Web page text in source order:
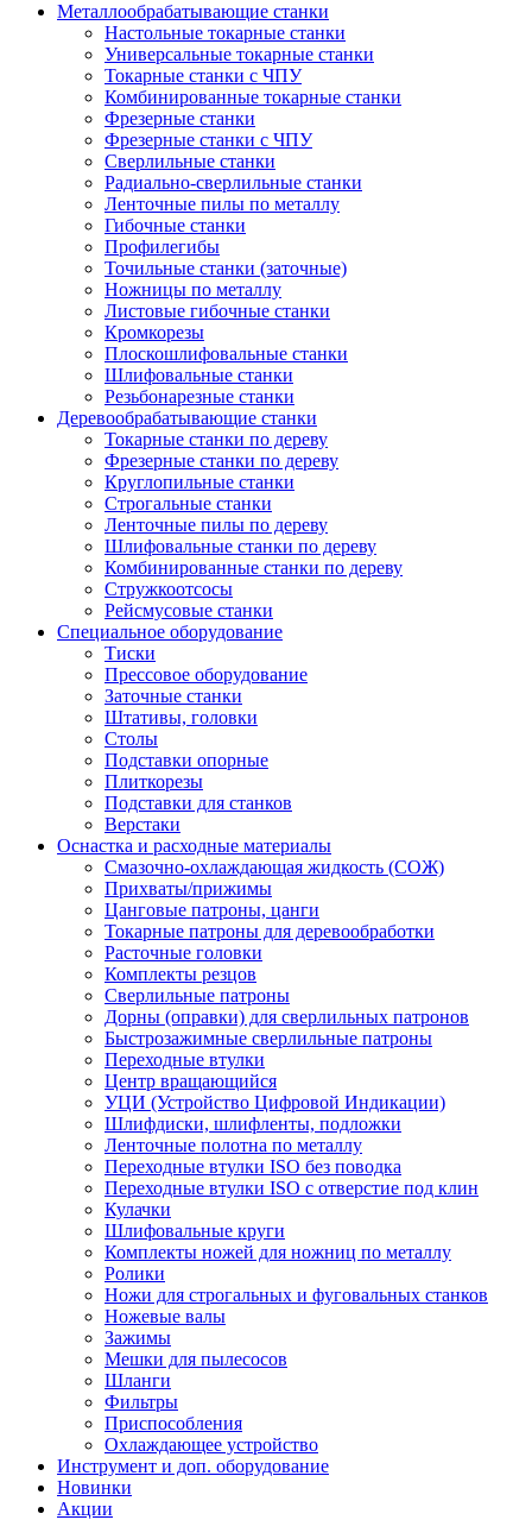
Металлообрабатывающие станки
Настольные токарные станки
Универсальные токарные станки
Токарные станки с ЧПУ
Комбинированные токарные станки
Фрезерные станки
Фрезерные станки с ЧПУ
Сверлильные станки
Радиально-сверлильные станки
Ленточные пилы по металлу
Гибочные станки
Профилегибы
Точильные станки (заточные)
Ножницы по металлу
Листовые гибочные станки
Кромкорезы
Плоскошлифовальные станки
Шлифовальные станки
Резьбонарезные станки
Деревообрабатывающие станки
Токарные станки по дереву
Фрезерные станки по дереву
Круглопильные станки
Строгальные станки
Ленточные пилы по дереву
Шлифовальные станки по дереву
Комбинированные станки по дереву
Стружкоотсосы
Рейсмусовые станки
Специальное оборудование
Тиски
Прессовое оборудование
Заточные станки
Штативы, головки
Столы
Подставки опорные
Плиткорезы
Подставки для станков
Верстаки
Оснастка и расходные материалы
Смазочно-охлаждающая жидкость (СОЖ)
Прихваты/прижимы
Цанговые патроны, цанги
Токарные патроны для деревообработки
Расточные головки
Комплекты резцов
Сверлильные патроны
Дорны (оправки) для сверлильных патронов
Быстрозажимные сверлильные патроны
Переходные втулки
Центр вращающийся
УЦИ (Устройство Цифровой Индикации)
Шлифдиски, шлифленты, подложки
Ленточные полотна по металлу
Переходные втулки ISO без поводка
Переходные втулки ISO с отверстие под клин
Кулачки
Шлифовальные круги
Комплекты ножей для ножниц по металлу
Ролики
Ножи для строгальных и фуговальных станков
Ножевые валы
Зажимы
Мешки для пылесосов
Шланги
Фильтры
Приспособления
Охлаждающее устройство
Инструмент и доп. оборудование
Новинки
Акции